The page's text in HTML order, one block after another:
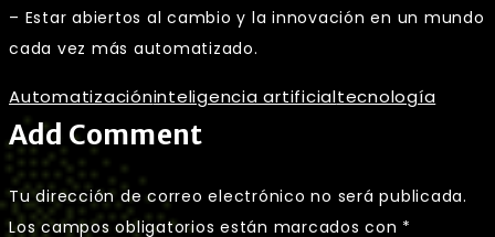
– Estar abiertos al cambio y la innovación en un mundo
cada vez más automatizado.
Automatizacióninteligencia artificialtecnología
Add Comment
Tu dirección de correo electrónico no será publicada.
Los campos obligatorios están marcados con *